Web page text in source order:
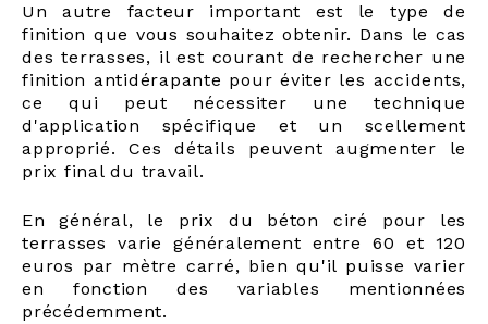
Un autre facteur important est le type de
finition que vous souhaitez obtenir. Dans le cas
des terrasses, il est courant de rechercher une
finition antidérapante pour éviter les accidents,
ce qui peut nécessiter une technique
d'application spécifique et un scellement
approprié. Ces détails peuvent augmenter le
prix final du travail.
En général, le prix du béton ciré pour les
terrasses varie généralement entre 60 et 120
euros par mètre carré, bien qu'il puisse varier
en fonction des variables mentionnées
précédemment.